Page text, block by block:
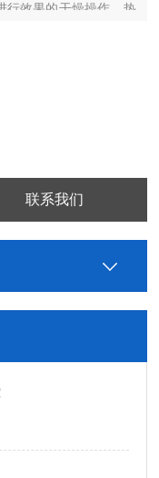
行效果的干燥操作。热
类，性质的物料具有
联系我们